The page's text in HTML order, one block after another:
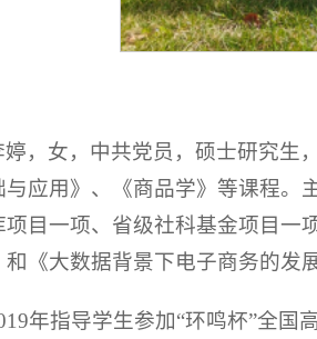
婷，女，中共党员，硕士研究生
与应用》、《商品学》等课程。
项目一项、省级社科基金项目一
和《大数据背景下电子商务的发
年指导学生参加“环鸣杯”全国